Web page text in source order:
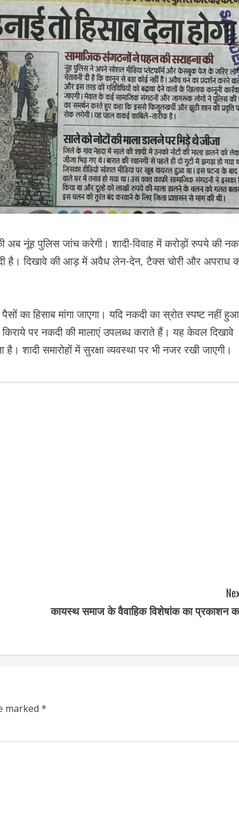
अब नूंह पुलिस जांच करेगी। शादी-विवाह में करोड़ों रुपये की
है। दिखावे की आड़ में अवैध लेन-देन, टैक्स चोरी और अपराध
का हिसाब मांगा जाएगा। यदि नकदी का स्रोत स्पष्ट नहीं हुआ
किराये पर नकदी की मालाएं उपलब्ध कराते हैं। यह केवल दिखावे
समारोहों में सुरक्षा व्यवस्था पर भी नजर रखी जाएगी।
कायस्थ समाज के वैवाहिक विशेषांक का प्रकाशन
marked *